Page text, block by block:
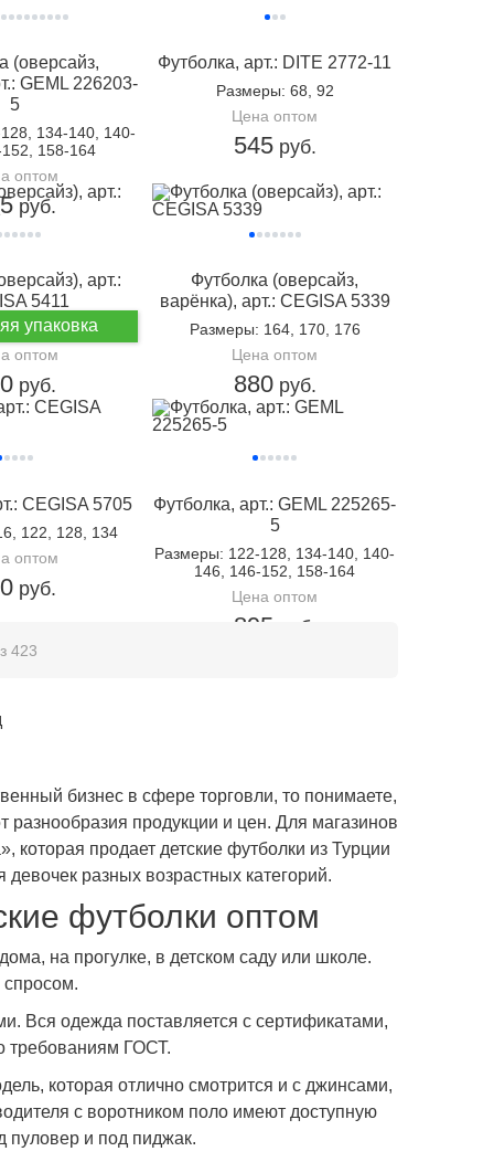
(оверсайз,
GEML 226203-
5
134-140, 140-
158-164
оптом
руб.
Футболка, арт.: DITE 2772-11
Размеры: 68, 92
Цена оптом
545руб.
арт.:
5411
122, 128, 134
оптом
руб.
Футболка (оверсайз,
варёнка), арт.: CEGISA 5339
Размеры: 164, 170, 176
Цена оптом
880руб.
упаковка
CEGISA 5705
122, 128, 134
оптом
руб.
Футболка, арт.: GEML 225265-
5
Размеры: 122-128, 134-140, 140-
146, 146-152, 158-164
Цена оптом
895 руб.
423
бизнес в сфере торговли, то понимаете,
разнообразия продукции и цен. Для магазинов
продает детские футболки из Турции
разных возрастных категорий.
футболки оптом
на прогулке, в детском саду или школе.
спросом.
Вся одежда поставляется с сертификатами,
требованиям ГОСТ.
которая отлично смотрится и с джинсами,
с воротником поло имеют доступную
пуловер и под пиджак.